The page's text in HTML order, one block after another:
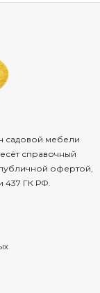
садовой мебели
справочный
офертой,
437 ГК РФ.